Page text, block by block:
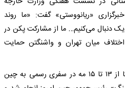
«ریانووستی» گفت: «ما روند
دنبال می‌کنیم… ما از مشارکت پکن در
میان تهران و واشنگتن حمایت
«دونالد ترامپ» رئیس‌جمهور آمریکا از ۱۳ تا ۱۵ مه در سفری رسمی به چین